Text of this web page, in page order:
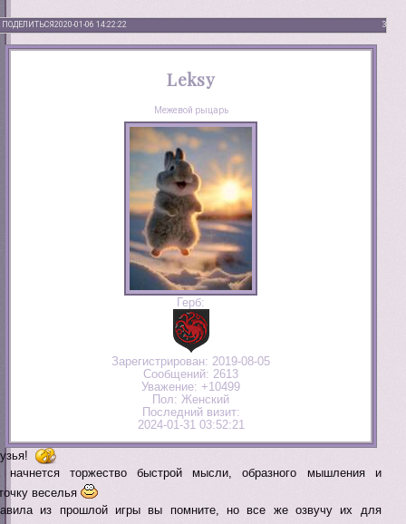
ПОДЕЛИТЬСЯ 3
2020-01-06 14:22:22
Leksy
Межевой рыцарь
Герб:
Зарегистрирован: 2019-08-05
Сообщений: 2613
Уважение: +10499
Пол: Женский
Последний визит:
2024-01-31 03:52:21
начнется торжество быстрой мысли, образного мышления и
веселья
из прошлой игры вы помните, но все же озвучу их для